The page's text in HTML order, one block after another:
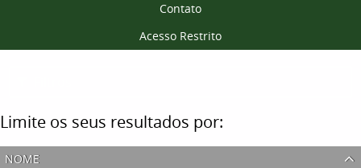
Contato
Acesso Restrito
Limite os seus resultados por:
nome